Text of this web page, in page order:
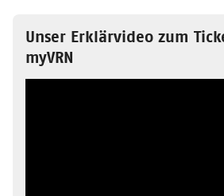
Liniennetz
Unser Erklärvideo zum
myVRN